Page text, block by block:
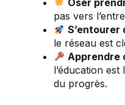
Oser
pas vers
S’entourer
le réseau est
Apprendre
l’éducation
du progrès.